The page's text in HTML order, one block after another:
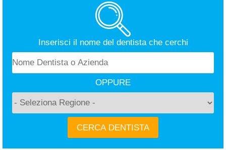
Inserisci il nome del dentista che cerchi
OPPURE